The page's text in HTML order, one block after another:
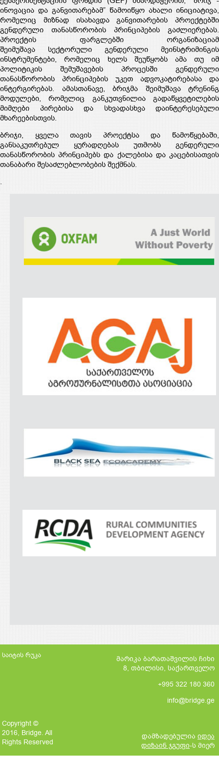
ინოვაცია და განვითარებამ” წამოიწყო ახალი ინიციატივა,
რომელიც მიზნად ისახავდა განვითარების პროექტებში
გენდერული თანასწორობის პრინციპების გაძლიერებას.
პროექტის ფარგლებში ორგანიზაციამ
შეიმუშავა სექტორული გენდერული მეინსტრიმინგის
ინსტრუმენტები, რომელიც ხელს შეუწყობს ამა თუ იმ
პოლიტიკის შემუშავების პროცესში გენდერული
თანასწორობის პრინციპების უკეთ ადვოკატირებასა და
ინტერგირებას. ამასთანავე, ბრიჯმა შეიმუშავა ტრენინგ
მოდულები, რომელიც განკუთვნილია გადაწყვეტილების
მიმღები პირებისა და სხვადასხვა დაინტერესებული
მხარეებისთვის.
ბრიჯი, ყველა თავის პროექტსა და წამოწყებაში,
განსაკუთრებულ ყურადღებას უთმობს გენდერული
თანასწორობის პრინციპებს და ქალებისა და კაცებისათვის
თანაბარი შესაძლებლობების შექმნას.
.
საიტის რუკა
Copyright ©
2016, Bridge. All
Rights Reserved
მარიკა ბარათაშვილის ჩიხი
8, თბილისი, საქართველო
+995 322 180 360
info@bridge.ge
დამზადებულიაიდეა
დიზაინ ჯგუფი-ს მიერ